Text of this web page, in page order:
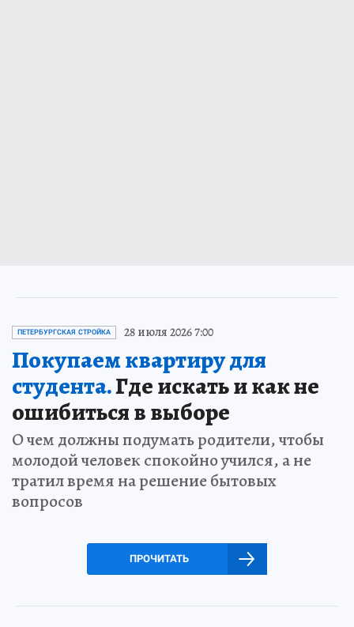
ПЕТЕРБУРГСКАЯ СТРОЙКА 28 июля 2026 7:00
Покупаем квартиру для
студента.Где искать и как не
ошибиться в выборе
О чем должны подумать родители, чтобы
молодой человек спокойно учился, а не
тратил время на решение бытовых
вопросов
ПРОЧИТАТЬ